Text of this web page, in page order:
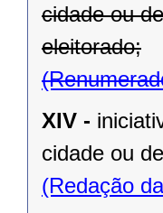
cidade ou
eleitorado;
XIV -
cidade ou
(Redação